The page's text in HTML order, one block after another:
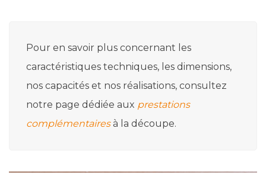
Pour en savoir plus concernant les
caractéristiques techniques, les dimensions,
nos capacités et nos réalisations, consultez
notre page dédiée aux prestations
complémentairesà la découpe.